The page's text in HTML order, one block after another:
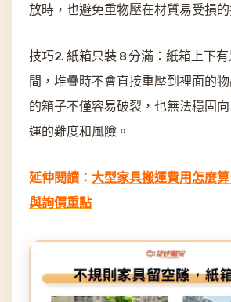
放時，也避免重物壓在材質易受損的
技巧2. 紙箱只裝 8 分滿：紙箱上下
間，堆疊時不會直接重壓到裡面的
的箱子不僅容易破裂，也無法穩固
運的難度和風險。
延伸閱讀 ： 大型家具搬運費用怎麼
與詢價重點